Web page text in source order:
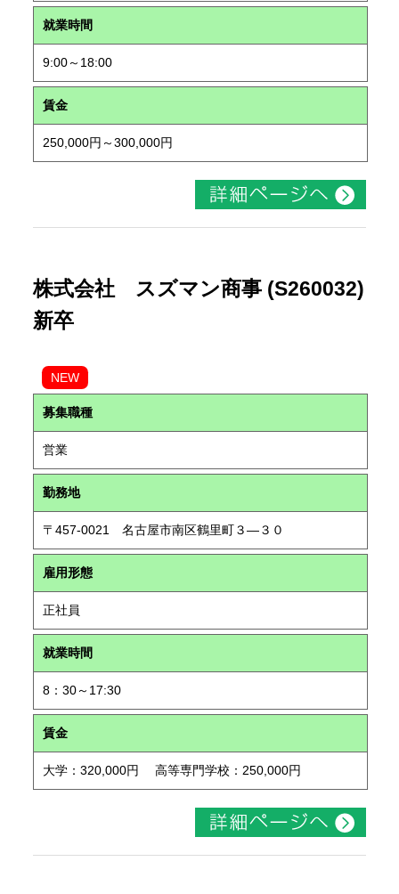
就業時間
9:00～18:00
賃金
250,000円～300,000円
株式会社 スズマン商事 (S260032)
新卒
NEW
募集職種
営業
勤務地
〒457-0021 名古屋市南区鶴里町３―３０
雇用形態
正社員
就業時間
8：30～17:30
賃金
大学：320,000円 高等専門学校：250,000円